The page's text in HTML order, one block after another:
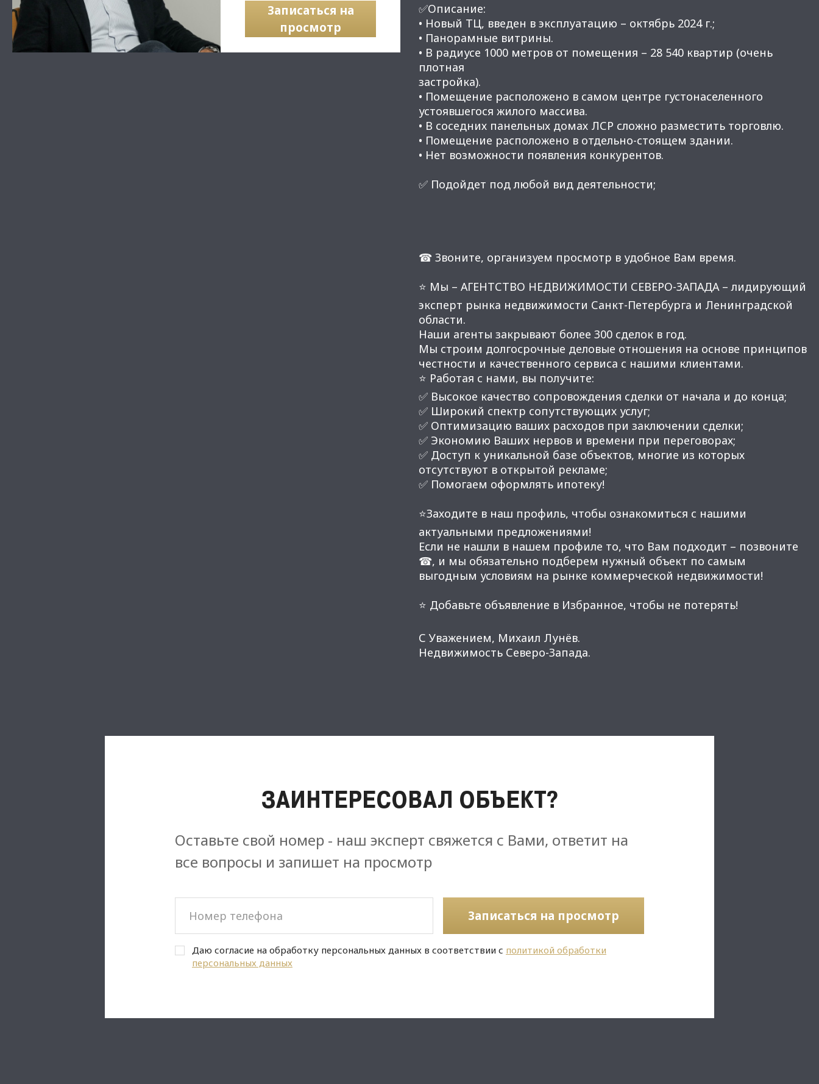
Записаться на
просмотр
✅Описание:
• Новый ТЦ, введен в эксплуатацию – октябрь 2024 г.;
• Панорамные витрины.
• В радиусе 1000 метров от помещения – 28 540 квартир (очень
плотная
застройка).
• Помещение расположено в самом центре густонаселенного
устоявшегося жилого массива.
• В соседних панельных домах ЛСР сложно разместить торговлю.
• Помещение расположено в отдельно-стоящем здании.
• Нет возможности появления конкурентов.
✅ Подойдет под любой вид деятельности;
☎ Звоните, организуем просмотр в удобное Вам время.
⭐ Мы – АГЕНТСТВО НЕДВИЖИМОСТИ СЕВЕРО-ЗАПАДА – лидирующий
эксперт рынка недвижимости Санкт-Петербурга и Ленинградской
области.
Наши агенты закрывают более 300 сделок в год.
Мы строим долгосрочные деловые отношения на основе принципов
честности и качественного сервиса с нашими клиентами.
⭐ Работая с нами, вы получите:
✅ Высокое качество сопровождения сделки от начала и до конца;
✅ Широкий спектр сопутствующих услуг;
✅ Оптимизацию ваших расходов при заключении сделки;
✅ Экономию Ваших нервов и времени при переговорах;
✅ Доступ к уникальной базе объектов, многие из которых
отсутствуют в открытой рекламе;
✅ Помогаем оформлять ипотеку!
⭐Заходите в наш профиль, чтобы ознакомиться с нашими
актуальными предложениями!
Если не нашли в нашем профиле то, что Вам подходит – позвоните
☎, и мы обязательно подберем нужный объект по самым
выгодным условиям на рынке коммерческой недвижимости!
⭐ Добавьте объявление в Избранное, чтобы не потерять!
С Уважением, Михаил Лунёв.
Недвижимость Северо-Запада.
ЗАИНТЕРЕСОВАЛ ОБЪЕКТ?
Оставьте свой номер - наш эксперт свяжется с Вами, ответит на
все вопросы и запишет на просмотр
Записаться на просмотр
Даю согласие на обработку персональных данных в соответствии с политикой обработки
персональных данных